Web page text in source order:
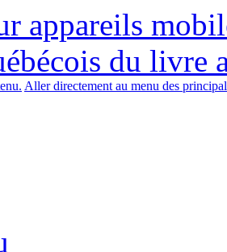
appareils
du livre
Aller directement au menu des